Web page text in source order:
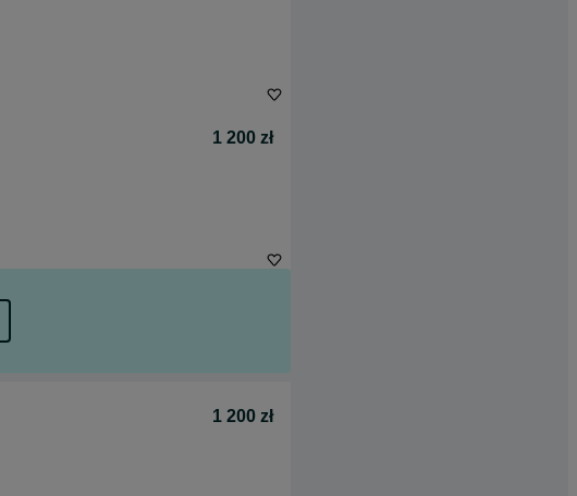
1 200 zł
1 200 zł